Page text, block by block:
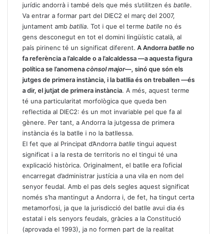
jurídic andorrà i també dels que més s’utilitzen és batlle.
Va entrar a formar part del DIEC2 el març del 2007,
juntament amb batllia. Tot i que el terme batlle no és
gens desconegut en tot el domini lingüístic català, al
país pirinenc té un significat diferent. A Andorrabatlleno
fa referència a l’alcalde o a l’alcaldessa —a aquesta figura
política se l’anomenacònsol major—, sinó que són els
jutges de primera instància, i la batllia és on treballen —és
a dir, el jutjat de primera instància. A més, aquest terme
té una particularitat morfològica que queda ben
reflectida al DIEC2: és un mot invariable pel que fa al
gènere. Per tant, a Andorra la jutgessa de primera
instància és la batlle i no la batllessa.
El fet que al Principat d’Andorra batlle tingui aquest
significat i a la resta de territoris no el tingui té una
explicació històrica. Originalment, el batlle era l’oficial
encarregat d’administrar justícia a una vila en nom del
senyor feudal. Amb el pas dels segles aquest significat
només s’ha mantingut a Andorra i, de fet, ha tingut certa
metamorfosi, ja que la jurisdicció del batlle avui dia és
estatal i els senyors feudals, gràcies a la Constitució
(aprovada el 1993), ja no formen part de la realitat